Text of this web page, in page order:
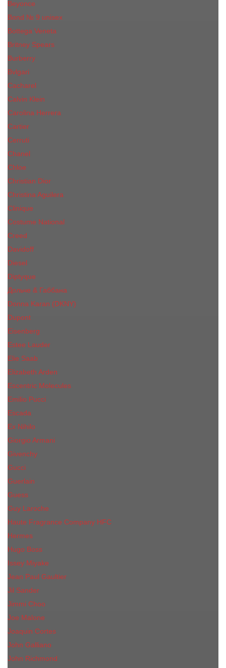
Beyonce
Bond № 9 unisex
Bottega Veneta
Britney Spears
Burberry
Bvlgari
Cacharel
Calvin Klein
Carolina Herrera
Cartier
Cerruti
Сhanеl
Chloe
Christian Dior
Christina Aguilera
Сliniquе
Costume National
Creed
Davidoff
Diesel
Diptyque
Дольче & Габбана
Donna Karan (DKNY)
Dupont
Eisenberg
Еsteе Lаudеr
Elie Saab
Elizabeth Arden
Escentric Molecules
Emilio Pucci
Escada
Ex Nihilo
Giorgio Armani
Givenchy
Gucci
Guerlain
Guess
Guy Laroche
Haute Fragrance Company HFC
Hermes
Hugo Boss
Issey Miyake
Jean Paul Gaultier
Jil Sander
Jimmi Choo
Jое Malоnе
Joaquin Cortes
John Galliano
John Richmond